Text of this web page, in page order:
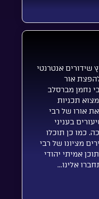
שידורים אנטרנטי
אור
נחמן מברסלב
תכניות
אורו של רבי
בעניני
כמו כן תוכלו
מציונו של רבי
אמיתי יהודי
אלינו…